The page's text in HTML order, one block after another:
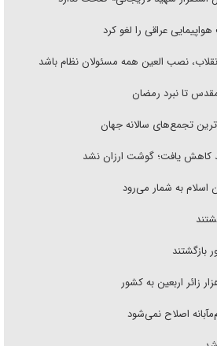
عراقی را لغو کرد
نصب العین همه مسئولان نظام باشد
مقدس تا نبرد رمضان
تجمع‌های سالانه جهان
به شمار می‌رود
اصلاح نمی‌شود